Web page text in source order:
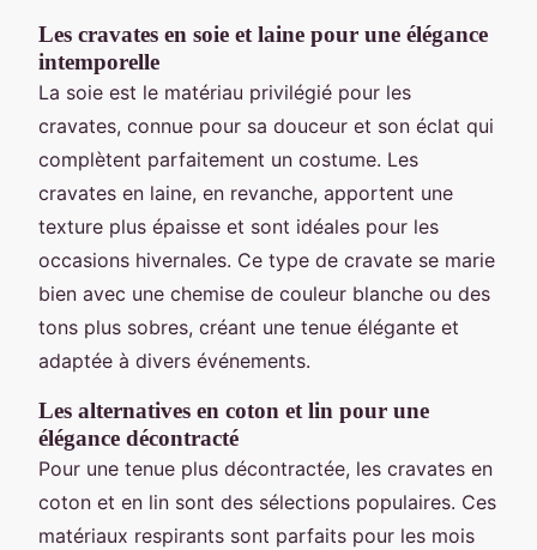
Les cravates en soie et laine pour une élégance
intemporelle
La soie est le matériau privilégié pour les
cravates, connue pour sa douceur et son éclat qui
complètent parfaitement un costume. Les
cravates en laine, en revanche, apportent une
texture plus épaisse et sont idéales pour les
occasions hivernales. Ce type de cravate se marie
bien avec une chemise de couleur blanche ou des
tons plus sobres, créant une tenue élégante et
adaptée à divers événements.
Les alternatives en coton et lin pour une
élégance décontracté
Pour une tenue plus décontractée, les cravates en
coton et en lin sont des sélections populaires. Ces
matériaux respirants sont parfaits pour les mois